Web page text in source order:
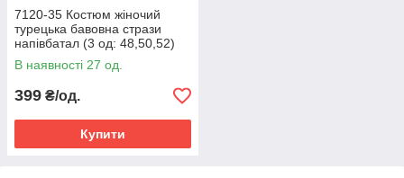
7120-35 Костюм жіночий
турецька бавовна стрази
напівбатал (3 од: 48,50,52)
В наявності 27 од.
399 ₴/од.
Купити